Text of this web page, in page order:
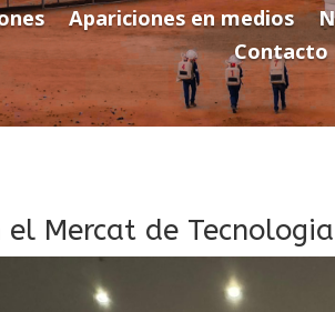
Apariciones en medios
Contacto
el Mercat de